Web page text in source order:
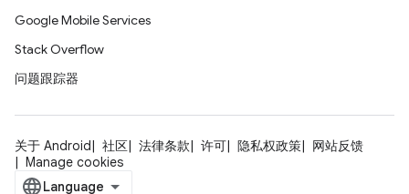
Google Mobile Services
Stack Overflow
问题跟踪器
关于 Android 社区 法律条款 许可 隐私权政策
网站反馈
Manage cookies